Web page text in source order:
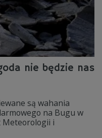
nie będzie nas
są wahania
na Bugu w
i